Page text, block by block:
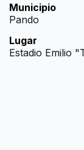
Municipio
Pando
Lugar
Estadio Emilio